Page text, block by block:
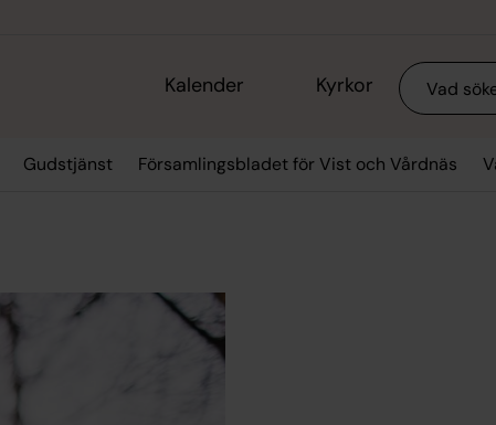
Kalender Kyrkor Sök
Gudstjänst Församlingsbladet för Vist och Vårdnäs